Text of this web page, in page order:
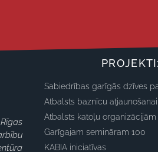
PROJEKTI:
Sabiedrības garīgās dzīves
Atbalsts baznīcu atjaunošanai
Atbalsts katoļu
Garīgajam semināram 100
KABIA iniciatīvas